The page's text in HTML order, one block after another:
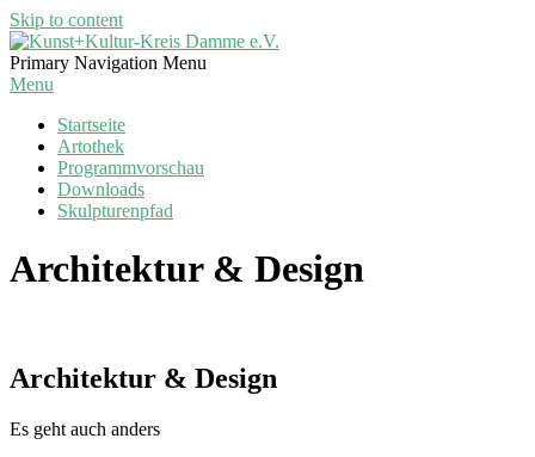
Skip to content
Kunst+Kultur-
Kreis
Primary Navigation Menu
Menu
Startseite
Artothek
Programmvorschau
Downloads
Skulpturenpfad
Architektur & Design
Architektur & Design
Es geht auch anders